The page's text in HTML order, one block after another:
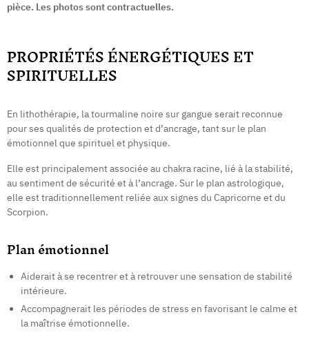
pièce. Les photos sont contractuelles.
PROPRIÉTÉS ÉNERGÉTIQUES ET
SPIRITUELLES
En lithothérapie, la tourmaline noire sur gangue serait reconnue
pour ses qualités de protection et d’ancrage, tant sur le plan
émotionnel que spirituel et physique.
Elle est principalement associée au chakra racine, lié à la stabilité,
au sentiment de sécurité et à l’ancrage. Sur le plan astrologique,
elle est traditionnellement reliée aux signes du Capricorne et du
Scorpion.
Plan émotionnel
Aiderait à se recentrer et à retrouver une sensation de stabilité
intérieure.
Accompagnerait les périodes de stress en favorisant le calme et
la maîtrise émotionnelle.